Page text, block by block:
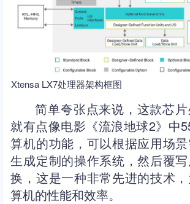
Xtensa LX7处理器架构框图
简单夸张点来说，这款芯
就有点像电影《流浪地球2》中
算机的功能，可以根据应用场
生成定制的操作系统，然后覆
换，这是一种非常先进的技术
算机的性能和效率。